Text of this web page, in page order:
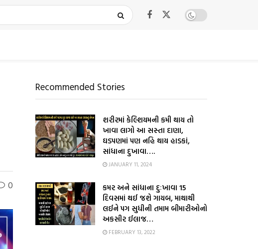
0
Recommended Stories
શરીરમાં કેલ્શિયમની કમી થાય તો
ખાવા લાગો આ સસ્તા દાણા,
ઘડપણમાં પણ નહિ થાય હાડકાં,
સાંધાના દુખાવા….
JANUARY 11, 2024
કમર અને સાંધાના દુઃખાવા 15
દિવસમાં થઈ જશે ગાયબ, માથાથી
લઈને પગ સુધીની તમામ બીમારીઓનો
અકસીર ઈલાજ…
FEBRUARY 13, 2022